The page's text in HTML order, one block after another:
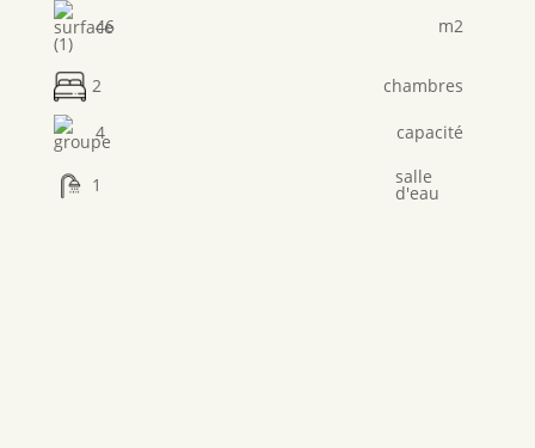
m2
46
chambres
2
capacité
4
salle
d'eau
1